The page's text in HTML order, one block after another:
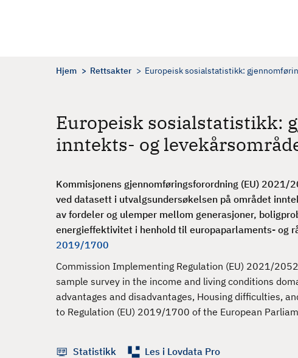
Hjem Rettsakter Europeisk sosialstatistikk:
Europeisk sosialstatistikk:
inntekts- og
Kommisjonens gjennomføringsforordning (EU)
ved datasett i utvalgsundersøkelsen på området
av fordeler og ulemper mellom generasjoner,
energieffektivitet i henhold til europaparlaments- og
2019/1700
Commission Implementing Regulation (EU) 2021/
sample survey in the income and living conditions
advantages and disadvantages, Housing difficulties,
to Regulation (EU) 2019/1700 of the European
Statistikk Les i Lovdata Pro